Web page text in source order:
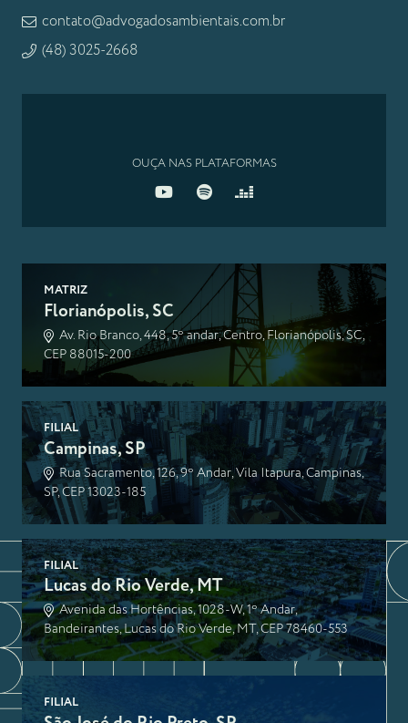
contato@advogadosambientais.com.br
(48) 3025-2668
OUÇA NAS PLATAFORMAS
MATRIZ
Florianópolis, SC
Av. Rio Branco, 448, 5º andar, Centro, Florianópolis, SC,
CEP 88015-200
FILIAL
Campinas, SP
Rua Sacramento, 126, 9º Andar, Vila Itapura, Campinas,
SP, CEP 13023-185
FILIAL
Lucas do Rio Verde, MT
Avenida das Hortências, 1028-W, 1º Andar,
Bandeirantes, Lucas do Rio Verde, MT, CEP 78460-553
FILIAL